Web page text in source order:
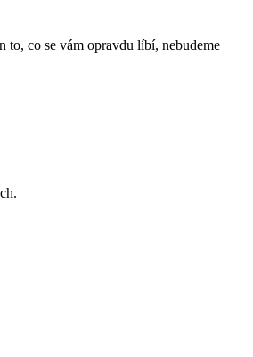
to, co se vám opravdu líbí, nebudeme